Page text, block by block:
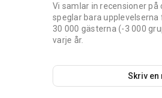
Vi samlar in recensioner
speglar bara upplevelserna
30 000 gästerna (-3 000
varje år.
Skriv en